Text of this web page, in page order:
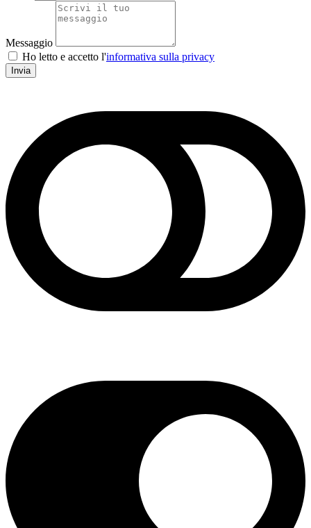
Messaggio
Ho letto e accetto l'informativa sulla privacy
Invia